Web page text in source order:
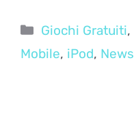
Categorie
Giochi Gratuiti,
Mobile, iPod, News